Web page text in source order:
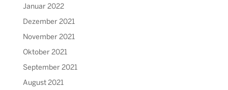
Januar 2022
Dezember 2021
November 2021
Oktober 2021
September 2021
August 2021